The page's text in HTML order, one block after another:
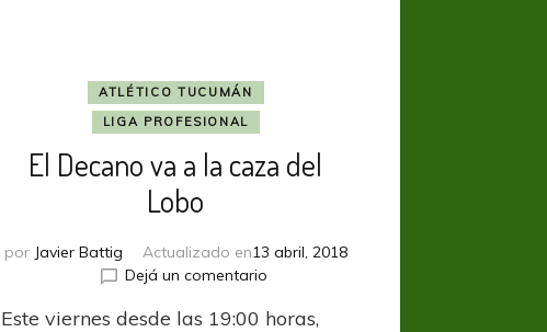
ATLÉTICO TUCUMÁN
LIGA PROFESIONAL
El Decano va a la caza del
Lobo
por Javier Battig Actualizado en13 abril, 2018
Dejá un comentarioen
Decano
Este viernes desde las 19:00 horas,